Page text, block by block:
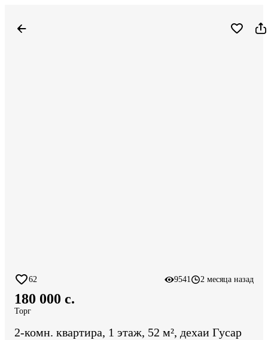
62 9541 2 месяца назад
180 000 c.
Торг
2-комн. квартира, 1 этаж, 52 м², дехаи Гусар